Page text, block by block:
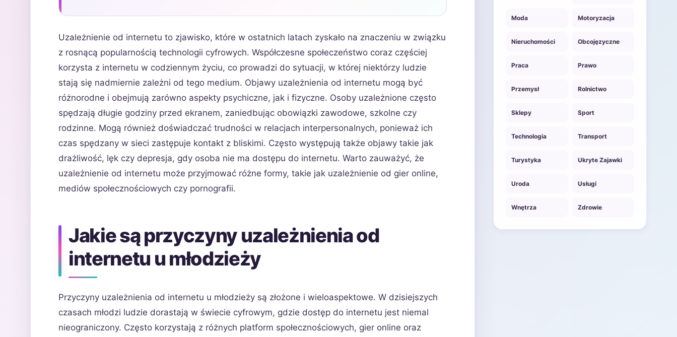
Uzależnienie od internetu to zjawisko, które w ostatnich latach zyskało na znaczeniu w związku
z rosnącą popularnością technologii cyfrowych. Współczesne społeczeństwo coraz częściej
korzysta z internetu w codziennym życiu, co prowadzi do sytuacji, w której niektórzy ludzie
stają się nadmiernie zależni od tego medium. Objawy uzależnienia od internetu mogą być
różnorodne i obejmują zarówno aspekty psychiczne, jak i fizyczne. Osoby uzależnione często
spędzają długie godziny przed ekranem, zaniedbując obowiązki zawodowe, szkolne czy
rodzinne. Mogą również doświadczać trudności w relacjach interpersonalnych, ponieważ ich
czas spędzany w sieci zastępuje kontakt z bliskimi. Często występują także objawy takie jak
drażliwość, lęk czy depresja, gdy osoba nie ma dostępu do internetu. Warto zauważyć, że
uzależnienie od internetu może przyjmować różne formy, takie jak uzależnienie od gier online,
mediów społecznościowych czy pornografii.
Jakie są przyczyny uzależnienia od
internetu u młodzieży
Przyczyny uzależnienia od internetu u młodzieży są złożone i wieloaspektowe. W dzisiejszych
czasach młodzi ludzie dorastają w świecie cyfrowym, gdzie dostęp do internetu jest niemal
nieograniczony. Często korzystają z różnych platform społecznościowych, gier online oraz
Moda Motoryzacja
Nieruchomości Obcojęzyczne
Praca Prawo
Przemysł Rolnictwo
Sklepy Sport
Technologia Transport
Turystyka Ukryte Zajawki
Uroda Usługi
Wnętrza Zdrowie